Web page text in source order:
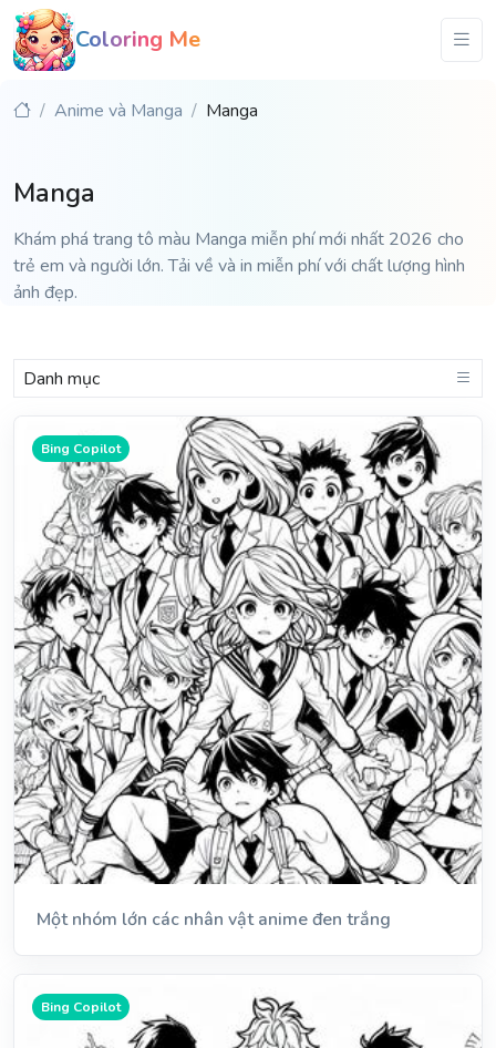
Coloring Me
Anime và Manga Manga
Manga
Khám phá trang tô màu Manga miễn phí mới nhất 2026 cho
trẻ em và người lớn. Tải về và in miễn phí với chất lượng hình
ảnh đẹp.
Danh mục
Bing Copilot
Một nhóm lớn các nhân vật anime đen trắng
Bing Copilot